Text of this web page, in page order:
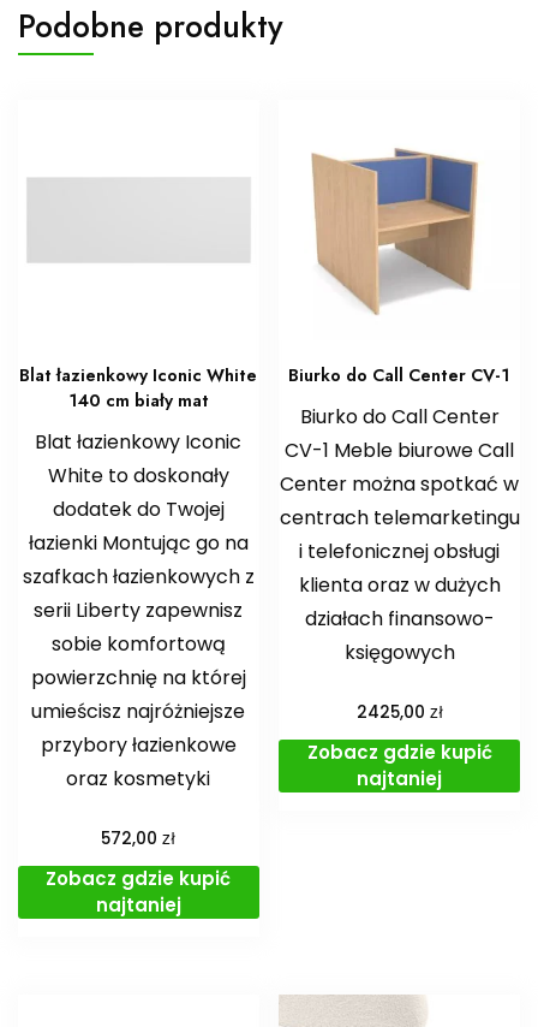
Podobne produkty
Blat łazienkowy Iconic White
140 cm biały mat
Blat łazienkowy Iconic
White to doskonały
dodatek do Twojej
łazienki Montując go na
szafkach łazienkowych z
serii Liberty zapewnisz
sobie komfortową
powierzchnię na której
umieścisz najróżniejsze
przybory łazienkowe
oraz kosmetyki
572,00zł
Zobacz gdzie kupić
najtaniej
Biurko do Call Center CV-1
Biurko do Call Center
CV-1 Meble biurowe Call
Center można spotkać w
centrach telemarketingu
i telefonicznej obsługi
klienta oraz w dużych
działach finansowo-
księgowych
2425,00 zł
Zobacz gdzie kupić
najtaniej